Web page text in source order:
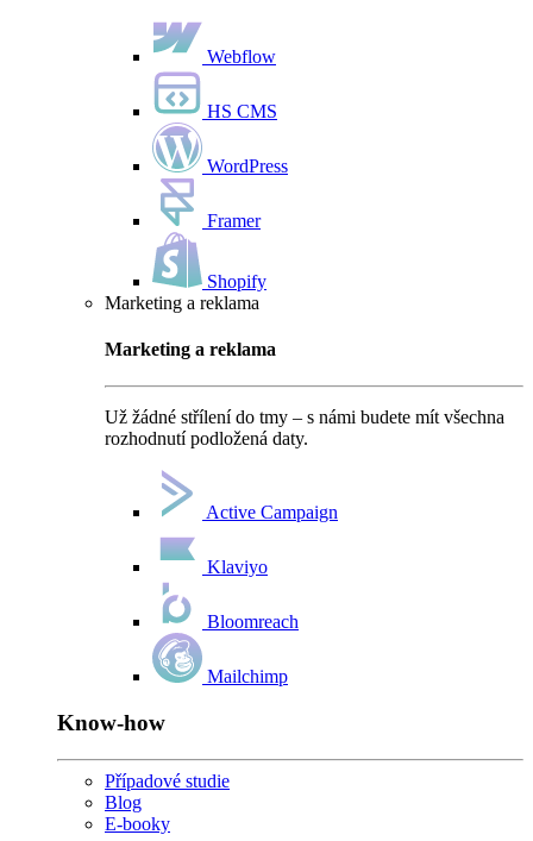
Webflow
HS CMS
WordPress
Framer
Shopify
Marketing a reklama
Marketing a reklama
Už žádné střílení do tmy – s námi budete mít všechna
rozhodnutí podložená daty.
Active Campaign
Klaviyo
Bloomreach
Mailchimp
Know-how
Případové studie
Blog
E-booky